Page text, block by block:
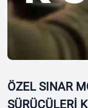
ÖZEL SINAR
SÜRÜCÜLERİ